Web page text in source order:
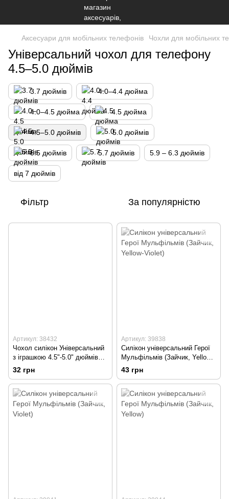
Аксесуари для мобільних телефонів Чохли для мобільних
Універсальний чохол для телефону
4.5–5.0 дюймів
3.7 дюймів 4.0–4.4 дюйма
4.0–4.5 дюйма 4.5 дюйма
4.5–5.0 дюймів 5.0 дюймів
5.5 дюймів 5.7 дюймів 5.9 – 6.3 дюймів
від 7 дюймів
Фільтр За популярністю
Артикул: 38432
Чохол силікон Універсальний
з іграшкою 4.5"-5.0" дюймів
(№3) White
32 грн
Артикул: 39838
Силікон універсальний Герої
Мульфільмів (Зайчик, Yellow-
Violet)
43 грн